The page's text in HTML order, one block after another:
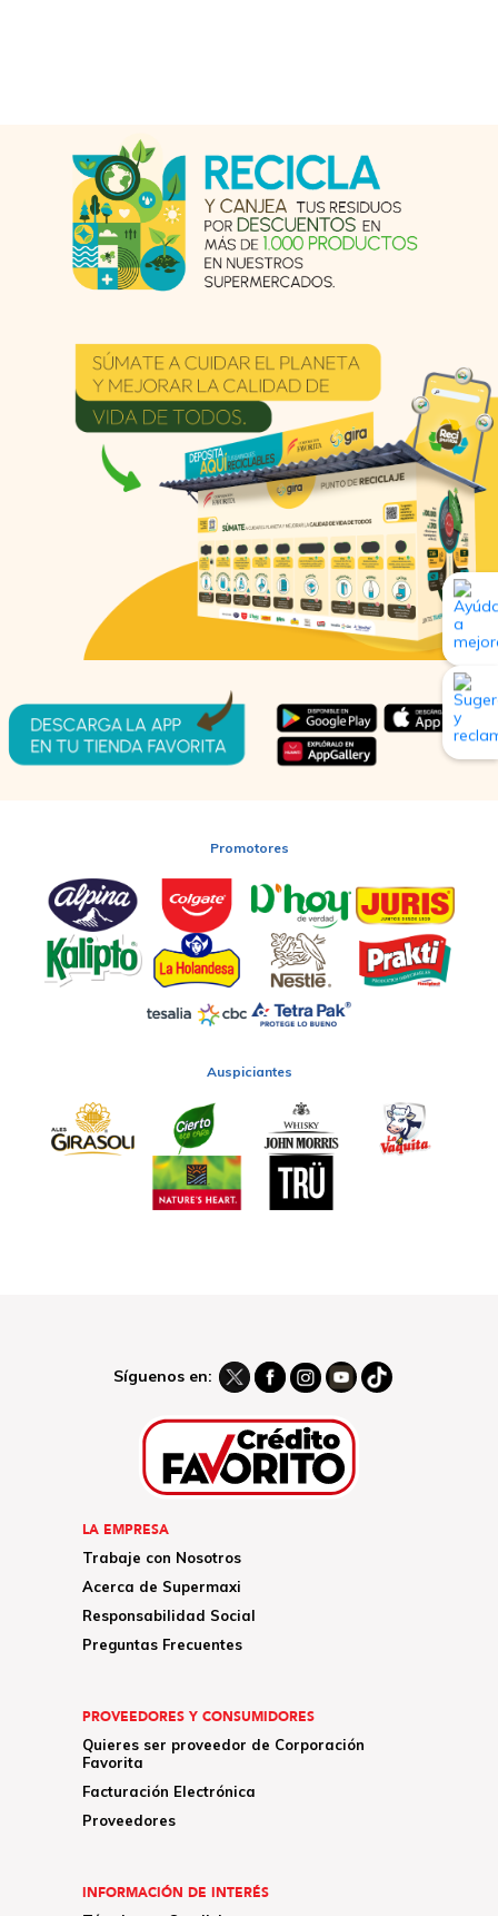
Promotores
Auspiciantes
Síguenos en:
LA EMPRESA
Trabaje con Nosotros
Acerca de Supermaxi
Responsabilidad Social
Preguntas Frecuentes
PROVEEDORES Y CONSUMIDORES
Quieres ser proveedor de Corporación
Favorita
Facturación Electrónica
Proveedores
INFORMACIÓN DE INTERÉS